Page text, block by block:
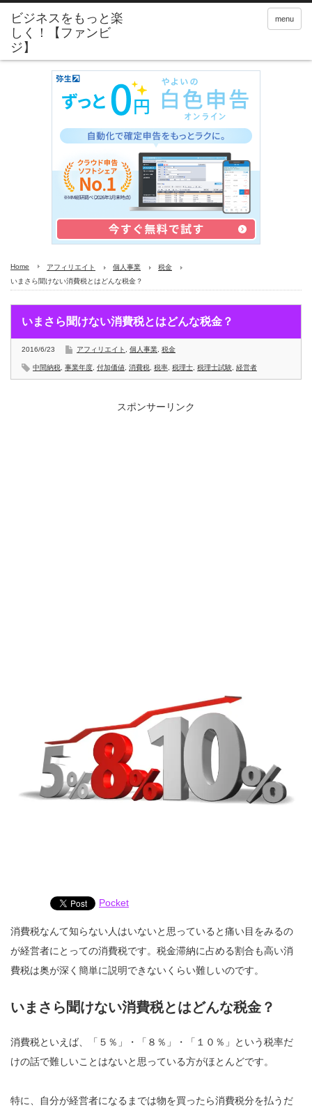
menu
Home アフィリエイト 個人事業
税金
いまさら聞けない消費税とはどんな税金？
いまさら聞けない消費税とはどんな税金？
2016/6/23 アフィリエイト 個人事業 税金
中間納税 事業年度 付加価値 消費税 税率 税理士 税理士試験 経営者
スポンサーリンク
Pocket
消費税なんて知らない人はいないと思っていると痛い目をみるの
が経営者にとっての消費税です。税金滞納に占める割合も高い消
費税は奥が深く簡単に説明できないくらい難しいのです。
いまさら聞けない消費税とはどんな税金？
消費税といえば、「５％」・「８％」・「１０％」という税率だ
けの話で難しいことはないと思っている方がほとんどです。
特に、自分が経営者になるまでは物を買ったら消費税分を払うだ